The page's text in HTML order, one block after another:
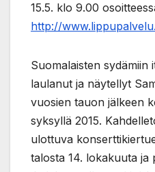
15.5. klo 9.00
http://
Suomalaisten sydämiin
laulanut ja näytellyt
vuosien tauon jälkeen
syksyllä 2015.
ulottuva
talosta 14. lokakuuta ja